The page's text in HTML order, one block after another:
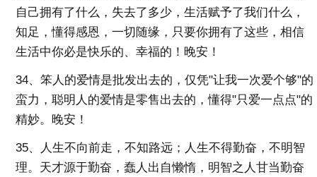
自己拥有了什么，失去了多少，生活赋予了我们什么，
知足，懂得感恩，一切随缘，只要你拥有了这些，相信
生活中你必是快乐的、幸福的！晚安！
34、笨人的爱情是批发出去的，仅凭"让我一次爱个够"的
蛮力，聪明人的爱情是零售出去的，懂得"只爱一点点"的
精妙。晚安！
35、人生不向前走，不知路远；人生不得勤奋，不明智
理。天才源于勤奋，蠢人出自懒惰，明智之人甘当勤奋